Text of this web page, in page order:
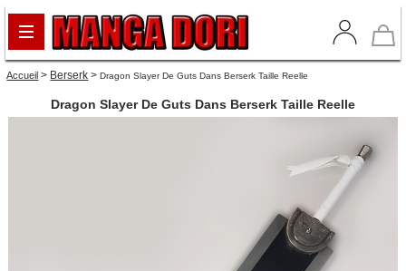
Accueil > Berserk >Dragon Slayer De Guts Dans Berserk Taille Reelle
Dragon Slayer De Guts Dans Berserk Taille Reelle